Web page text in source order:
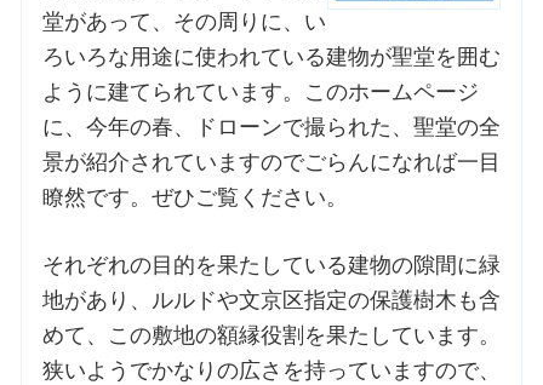
教区カテキスタの講座
三田助祭の講座
オルガンメディテーション
交通・アクセス
ご利用にあたって
堂があって、その周りに、い
ろいろな用途に使われている建物が聖堂を囲む
ように建てられています。このホームページ
に、今年の春、ドローンで撮られた、聖堂の全
景が紹介されていますのでごらんになれば一目
瞭然です。ぜひご覧ください。
それぞれの目的を果たしている建物の隙間に緑
地があり、ルルドや文京区指定の保護樹木も含
めて、この敷地の額縁役割を果たしています。
狭いようでかなりの広さを持っていますので、